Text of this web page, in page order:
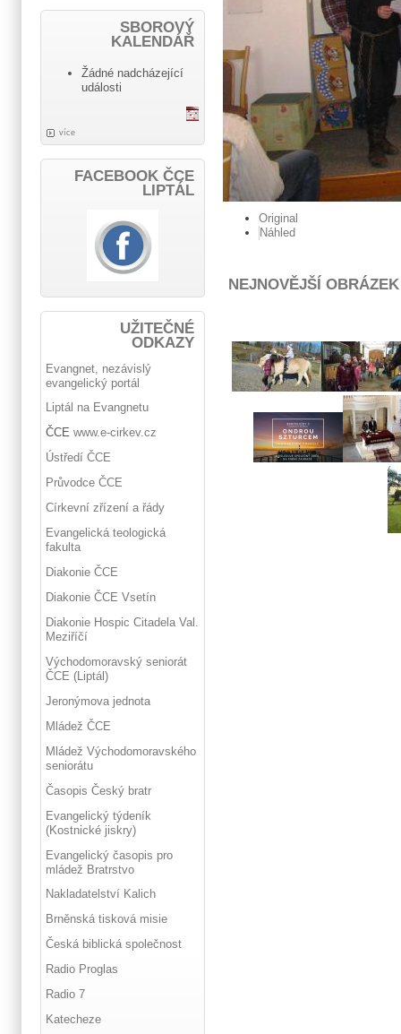
Original
Náhled
NEJNOVĚJŠÍ OBRÁZEK
SBOROVÝ
KALENDÁŘ
Žádné nadcházející
události
více
FACEBOOK ČCE
LIPTÁL
UŽITEČNÉ
ODKAZY
Evangnet, nezávislý
evangelický portál
Liptál na Evangnetu
ČCE www.e-cirkev.cz
Ústředí ČCE
Průvodce ČCE
Církevní zřízení a řády
Evangelická teologická
fakulta
Diakonie ČCE
Diakonie ČCE Vsetín
Diakonie Hospic Citadela Val.
Meziříčí
Východomoravský seniorát
ČCE (Liptál)
Jeronýmova jednota
Mládež ČCE
Mládež Východomoravského
seniorátu
Časopis Český bratr
Evangelický týdeník
(Kostnické jiskry)
Evangelický časopis pro
mládež Bratrstvo
Nakladatelství Kalich
Brněnská tisková misie
Česká biblická společnost
Radio Proglas
Radio 7
Katecheze